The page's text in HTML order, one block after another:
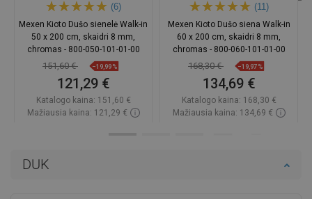
DUK
(6)
Mexen Kioto Dušo sienelė Walk-in
50 x 200 cm, skaidri 8 mm,
chromas - 800-050-101-01-00
151,60 € −19,99%
121,29 €
Katalogo kaina: 151,60 €
Mažiausia kaina: 121,29 €
(11)
Mexen Kioto Dušo siena Walk-in
60 x 200 cm, skaidri 8 mm,
chromas - 800-060-101-01-00
168,30 € −19,97%
134,69 €
Katalogo kaina: 168,30 €
Mažiausia kaina: 134,69 €